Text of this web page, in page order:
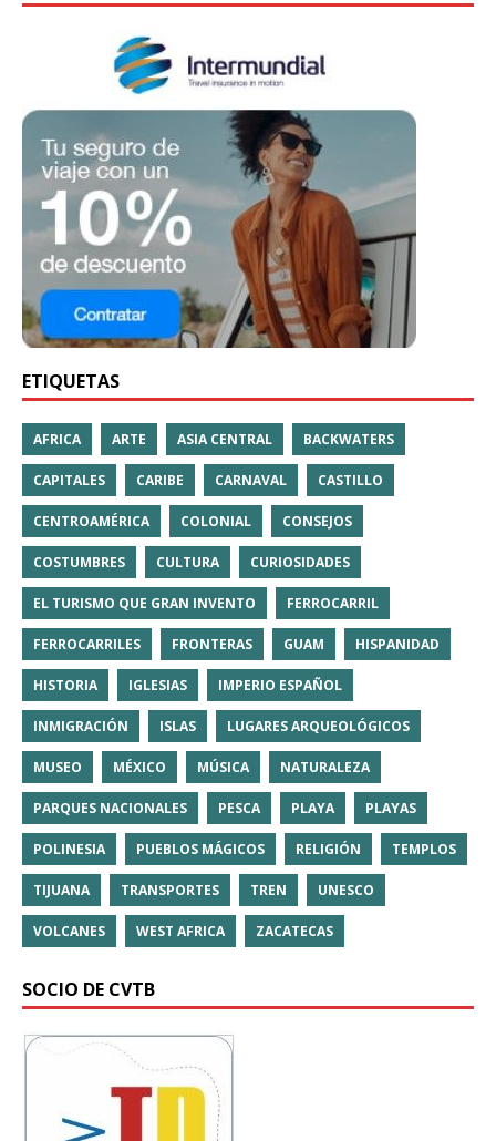
ETIQUETAS
AFRICA ARTE ASIA CENTRAL BACKWATERS
CAPITALES CARIBE CARNAVAL CASTILLO
CENTROAMÉRICA COLONIAL CONSEJOS
COSTUMBRES CULTURA CURIOSIDADES
EL TURISMO QUE GRAN INVENTO FERROCARRIL
FERROCARRILES FRONTERAS GUAM HISPANIDAD
HISTORIA IGLESIAS IMPERIO ESPAÑOL
INMIGRACIÓN ISLAS LUGARES ARQUEOLÓGICOS
MUSEO MÉXICO MÚSICA NATURALEZA
PARQUES NACIONALES PESCA PLAYA PLAYAS
POLINESIA PUEBLOS MÁGICOS RELIGIÓN TEMPLOS
TIJUANA TRANSPORTES TREN UNESCO
VOLCANES WEST AFRICA ZACATECAS
SOCIO DE CVTB